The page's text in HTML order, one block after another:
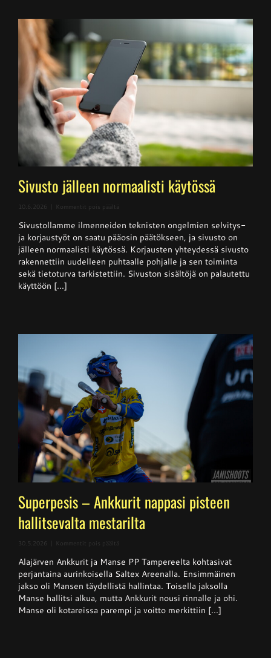
Sivusto jälleen normaalisti käytössä
10.6.2026 Kommentit pois päältä
jälleen
normaalisti
käytössä
Sivustollamme ilmenneiden teknisten ongelmien selvitys-
ja korjaustyöt on saatu pääosin päätökseen, ja sivusto on
jälleen normaalisti käytössä. Korjausten yhteydessä sivusto
rakennettiin uudelleen puhtaalle pohjalle ja sen toiminta
sekä tietoturva tarkistettiin. Sivuston sisältöjä on palautettu
käyttöön [...]
Superpesis – Ankkurit nappasi pisteen
hallitsevalta mestarilta
30.5.2026 Kommentit pois päältä
–
Ankkurit
nappasi
pisteen
hallitsevalta
mestarilta
Alajärven Ankkurit ja Manse PP Tampereelta kohtasivat
perjantaina aurinkoisella Saltex Areenalla. Ensimmäinen
jakso oli Mansen täydellistä hallintaa. Toisella jaksolla
Manse hallitsi alkua, mutta Ankkurit nousi rinnalle ja ohi.
Manse oli kotareissa parempi ja voitto merkittiin [...]